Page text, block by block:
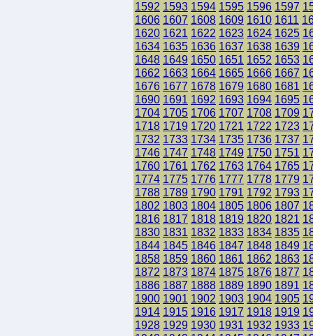
1592 1593 1594 1595 1596 1597
1606 1607 1608 1609 1610 1611
1620 1621 1622 1623 1624 1625
1634 1635 1636 1637 1638 1639
1648 1649 1650 1651 1652 1653
1662 1663 1664 1665 1666 1667
1676 1677 1678 1679 1680 1681
1690 1691 1692 1693 1694 1695
1704 1705 1706 1707 1708 1709
1718 1719 1720 1721 1722 1723
1732 1733 1734 1735 1736 1737
1746 1747 1748 1749 1750 1751
1760 1761 1762 1763 1764 1765
1774 1775 1776 1777 1778 1779
1788 1789 1790 1791 1792 1793
1802 1803 1804 1805 1806 1807
1816 1817 1818 1819 1820 1821
1830 1831 1832 1833 1834 1835
1844 1845 1846 1847 1848 1849
1858 1859 1860 1861 1862 1863
1872 1873 1874 1875 1876 1877
1886 1887 1888 1889 1890 1891
1900 1901 1902 1903 1904 1905
1914 1915 1916 1917 1918 1919
1928 1929 1930 1931 1932 1933